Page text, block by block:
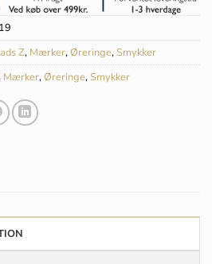
Z, Mærker,Øreringe, Smykker
Mærker,Øreringe, Smykker